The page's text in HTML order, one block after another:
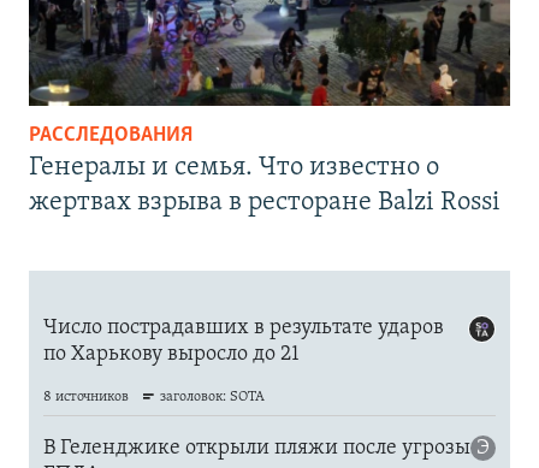
РАССЛЕДОВАНИЯ
Генералы и семья. Что известно о
жертвах взрыва в ресторане Balzi Rossi